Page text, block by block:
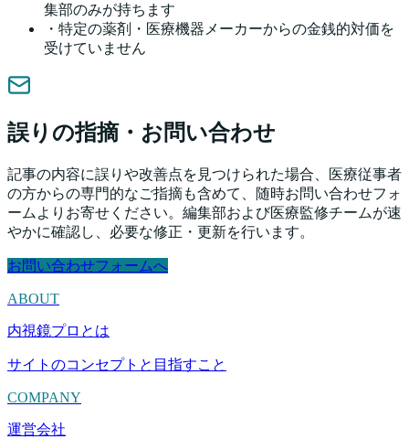
集部のみが持ちます
・特定の薬剤・医療機器メーカーからの金銭的対価を
受けていません
誤りの指摘・お問い合わせ
記事の内容に誤りや改善点を見つけられた場合、医療従事者
の方からの専門的なご指摘も含めて、随時お問い合わせフォ
ームよりお寄せください。編集部および医療監修チームが速
やかに確認し、必要な修正・更新を行います。
お問い合わせフォームへ
ABOUT
内視鏡プロとは
サイトのコンセプトと目指すこと
COMPANY
運営会社